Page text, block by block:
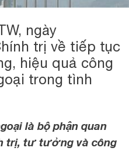
ngày
trị về tiếp tục
hiệu quả công
trong tình
là bộ phận quan
trị, tư tưởng và công